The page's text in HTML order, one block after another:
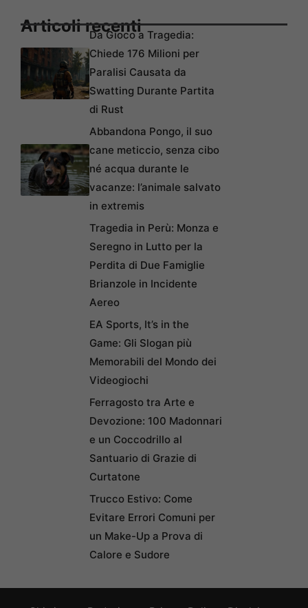
Articoli recentiDa Gioco a Tragedia:
Chiede 176 Milioni per
Paralisi Causata da
Swatting Durante Partita
di Rust
Abbandona Pongo, il suo
cane meticcio, senza cibo
né acqua durante le
vacanze: l’animale salvato
in extremis
Tragedia in Perù: Monza e
Seregno in Lutto per la
Perdita di Due Famiglie
Brianzole in Incidente
Aereo
EA Sports, It’s in the
Game: Gli Slogan più
Memorabili del Mondo dei
Videogiochi
Ferragosto tra Arte e
Devozione: 100 Madonnari
e un Coccodrillo al
Santuario di Grazie di
Curtatone
Trucco Estivo: Come
Evitare Errori Comuni per
un Make-Up a Prova di
Calore e Sudore